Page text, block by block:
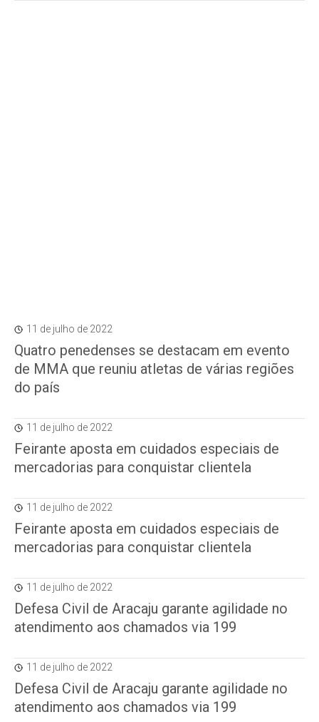
11 de julho de 2022
Quatro penedenses se destacam em evento
de MMA que reuniu atletas de várias regiões
do país
11 de julho de 2022
Feirante aposta em cuidados especiais de
mercadorias para conquistar clientela
11 de julho de 2022
Feirante aposta em cuidados especiais de
mercadorias para conquistar clientela
11 de julho de 2022
Defesa Civil de Aracaju garante agilidade no
atendimento aos chamados via 199
11 de julho de 2022
Defesa Civil de Aracaju garante agilidade no
atendimento aos chamados via 199